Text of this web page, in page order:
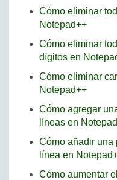
Cómo eliminar
Notepad++
Cómo eliminar
dígitos en
Cómo eliminar
Notepad++
Cómo agregar
líneas en
Cómo añadir una
línea en
Cómo aumentar